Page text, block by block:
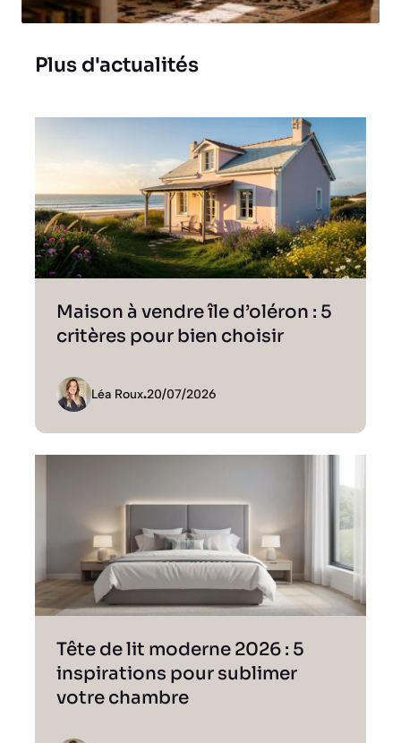
Plus d'actualités
Maison à vendre île d’oléron : 5
critères pour bien choisir
Léa Roux.20/07/2026
Tête de lit moderne 2026 : 5
inspirations pour sublimer
votre chambre